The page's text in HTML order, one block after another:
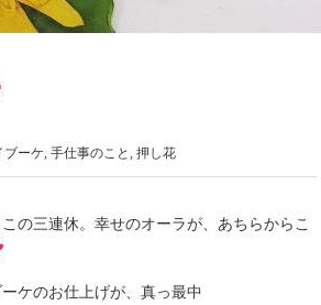
ブーケ, 手仕事のこと , 押し花
の三連休。幸せのオーラが、あちらからこ
ケのお仕上げが、真っ最中